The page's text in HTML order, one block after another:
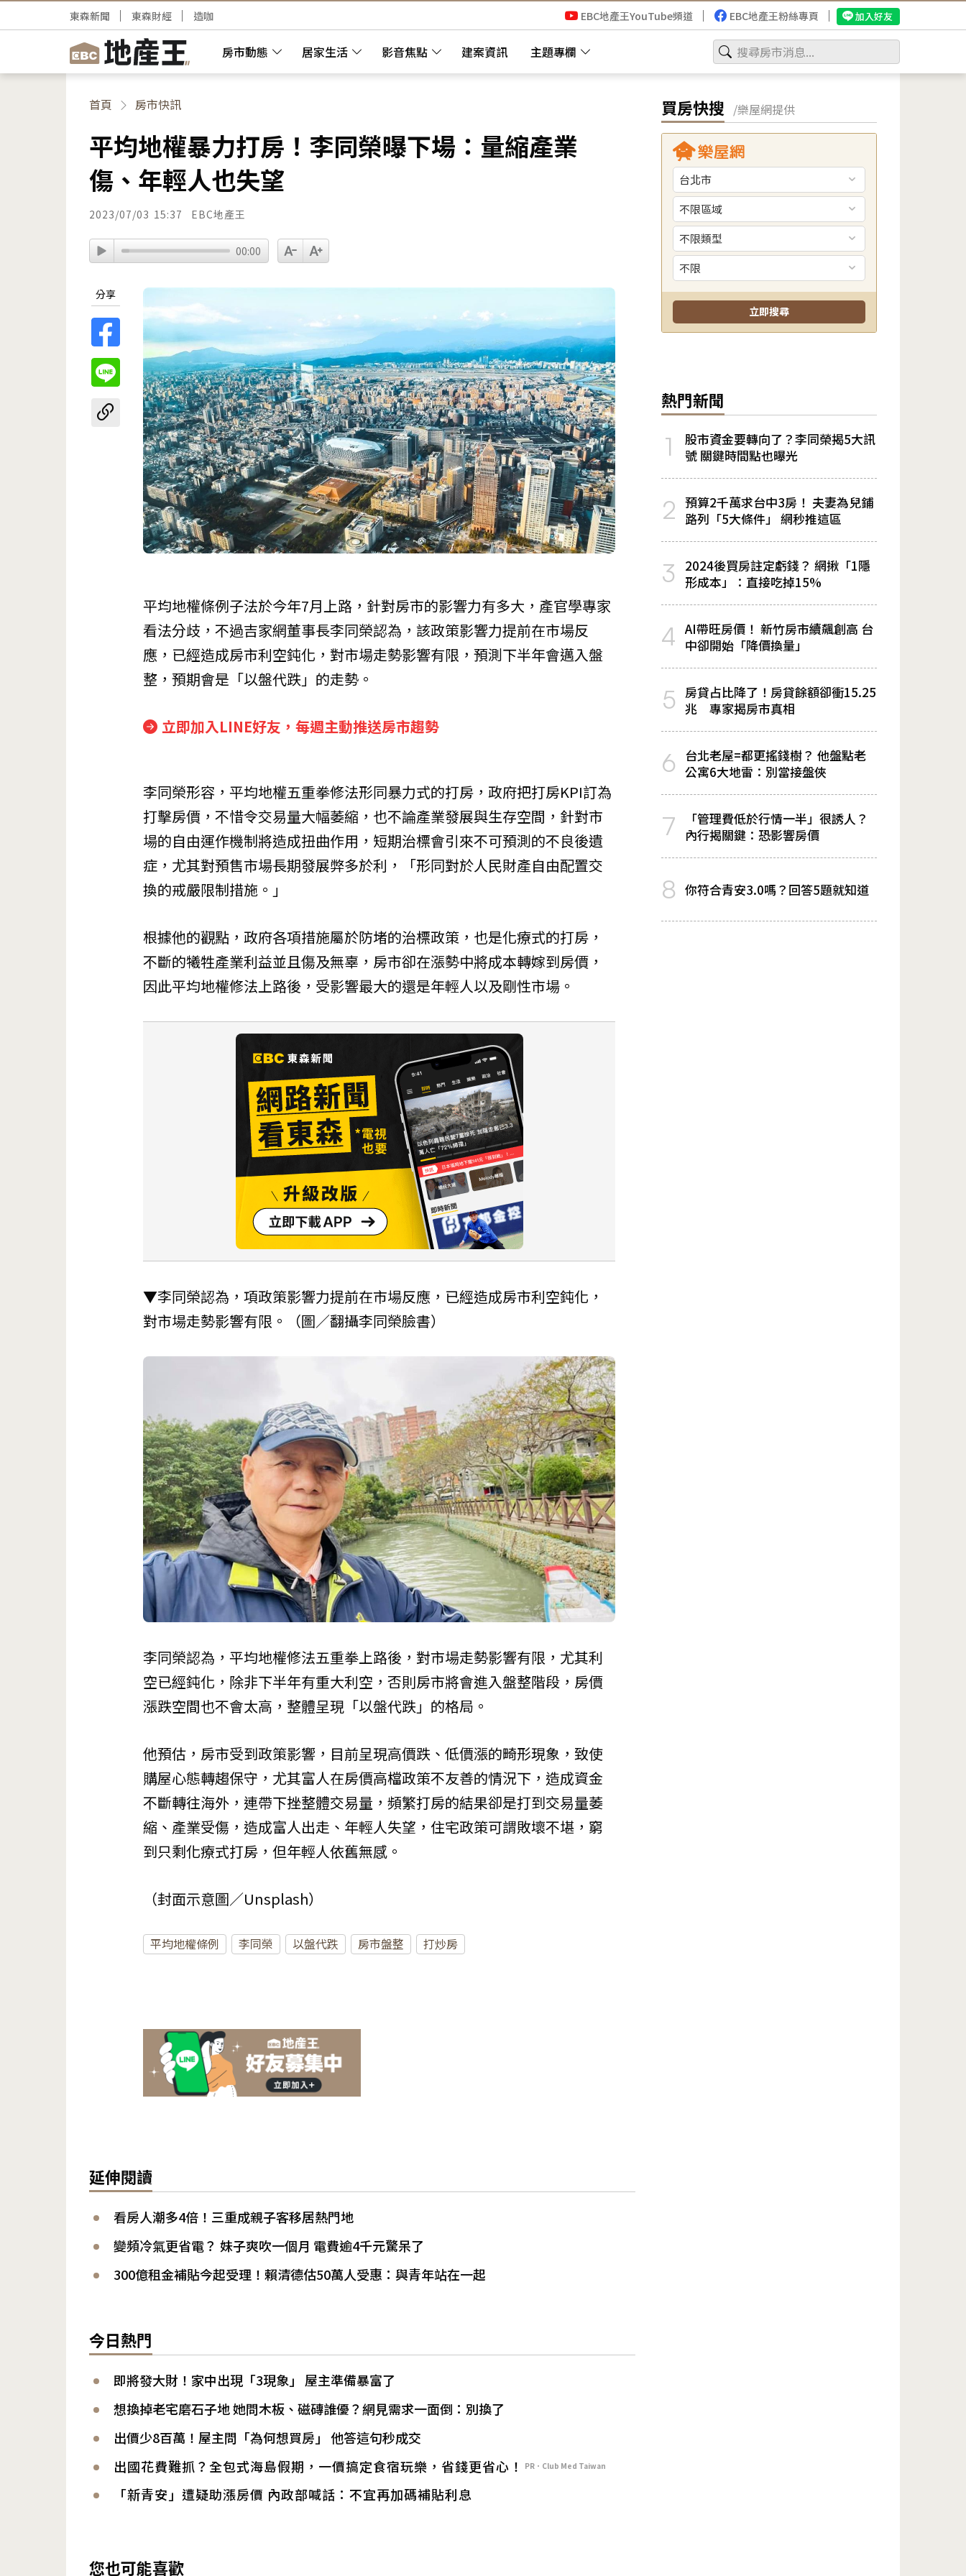
房市動態 居家生活 影音焦點 建案資訊 主題專欄
東森新聞 東森財經 造咖 EBC地產王YouTube頻道 EBC地產王粉絲專頁 加入好友
首頁 房市快訊
平均地權暴力打房！李同榮曝下場：量縮產業
傷、年輕人也失望
2023/07/03 15:37 EBC地產王
00:00
分享
平均地權條例子法於今年7月上路，針對房市的影響力有多大，產官學專家
看法分歧，不過吉家網董事長李同榮認為，該政策影響力提前在市場反
應，已經造成房市利空鈍化，對市場走勢影響有限，預測下半年會邁入盤
整，預期會是「以盤代跌」的走勢。
立即加入LINE好友，每週主動推送房市趨勢
李同榮形容，平均地權五重拳修法形同暴力式的打房，政府把打房KPI訂為
打擊房價，不惜令交易量大幅萎縮，也不論產業發展與生存空間，針對市
場的自由運作機制將造成扭曲作用，短期治標會引來不可預測的不良後遺
症，尤其對預售市場長期發展弊多於利，「形同對於人民財產自由配置交
換的戒嚴限制措施。」
根據他的觀點，政府各項措施屬於防堵的治標政策，也是化療式的打房，
不斷的犧牲產業利益並且傷及無辜，房市卻在漲勢中將成本轉嫁到房價，
因此平均地權修法上路後，受影響最大的還是年輕人以及剛性市場。
▼李同榮認為，項政策影響力提前在市場反應，已經造成房市利空鈍化，
對市場走勢影響有限。（圖／翻攝李同榮臉書）
李同榮認為，平均地權修法五重拳上路後，對市場走勢影響有限，尤其利
空已經鈍化，除非下半年有重大利空，否則房市將會進入盤整階段，房價
漲跌空間也不會太高，整體呈現「以盤代跌」的格局。
他預估，房市受到政策影響，目前呈現高價跌、低價漲的畸形現象，致使
購屋心態轉趨保守，尤其富人在房價高檔政策不友善的情況下，造成資金
不斷轉往海外，連帶下挫整體交易量，頻繁打房的結果卻是打到交易量萎
縮、產業受傷，造成富人出走、年輕人失望，住宅政策可謂敗壞不堪，窮
到只剩化療式打房，但年輕人依舊無感。
（封面示意圖／Unsplash）
平均地權條例 李同榮 以盤代跌 房市盤整 打炒房
延伸閱讀
看房人潮多4倍！三重成親子客移居熱門地
變頻冷氣更省電？ 妹子爽吹一個月 電費逾4千元驚呆了
300億租金補貼今起受理！賴清德估50萬人受惠：與青年站在一起
今日熱門
即將發大財！家中出現「3現象」 屋主準備暴富了
想換掉老宅磨石子地 她問木板、磁磚誰優？網見需求一面倒：別換了
出價少8百萬！屋主問「為何想買房」 他答這句秒成交
出國花費難抓？全包式海島假期，一價搞定食宿玩樂，省錢更省心！
PR．Club Med Taiwan
「新青安」遭疑助漲房價 內政部喊話：不宜再加碼補貼利息
您也可能喜歡
買房快搜 /樂屋網提供
熱門新聞
1
股市資金要轉向了？李同榮揭5大訊
號 關鍵時間點也曝光
2 預算2千萬求台中3房！ 夫妻為兒鋪
路列「5大條件」 網秒推這區
3
2024後買房註定虧錢？ 網揪「1隱
形成本」：直接吃掉15%
4 AI帶旺房價！ 新竹房市續飆創高 台
中卻開始「降價換量」
5 房貸占比降了！房貸餘額卻衝15.25
兆 專家揭房市真相
6
台北老屋=都更搖錢樹？ 他盤點老
公寓6大地雷：別當接盤俠
7
「管理費低於行情一半」很誘人？
內行揭關鍵：恐影響房價
8 你符合青安3.0嗎？回答5題就知道